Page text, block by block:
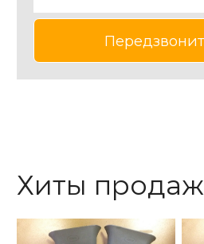
Хиты продаж